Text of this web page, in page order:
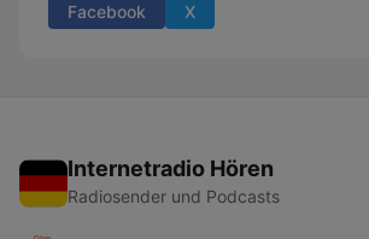
Facebook X
Internetradio Hören
Radiosender und Podcasts